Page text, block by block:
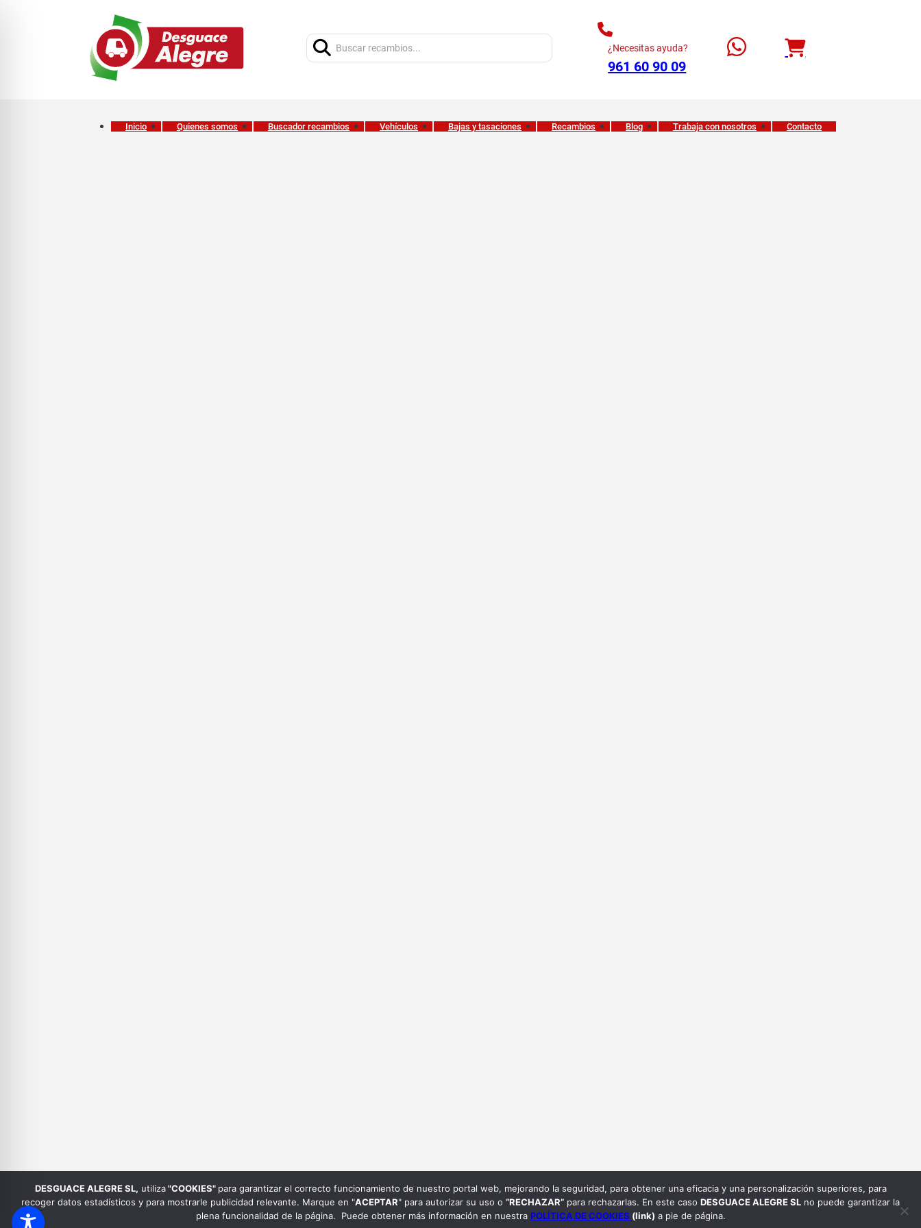
Buscar:
¿Necesitas ayuda?
961 60 90 09
Inicio Quienes somos Buscador recambios Vehículos Bajas y tasaciones Recambios Blog Trabaja con nosotros Contacto
DESGUACE ALEGRE SL, utiliza"COOKIES" para garantizar el correcto funcionamiento de nuestro portal web, mejorando la seguridad, para obtener una eficacia y una personalización superiores, para
recoger datos estadísticos y para mostrarle publicidad relevante. Marque en "ACEPTAR" para autorizar su uso o “RECHAZAR” para rechazarlas. En este caso DESGUACE ALEGRE SL no puede garantizar la
plena funcionalidad de la página. Puede obtener más información en nuestra POLÍTICA DE COOKIES (link) a pie de página.